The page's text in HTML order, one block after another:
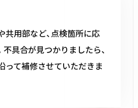
共用部など、点検箇所に応
具合が見つかりましたら、
って補修させていただきま